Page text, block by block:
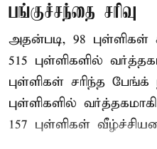
பங்குச்சந்தை சரிவு
அதன்படி, 98 புள்ளிகள்
515 புள்ளிகளில்
புள்ளிகள் சரிந்த பேங்க்
புள்ளிகளில்
157 புள்ளிகள்